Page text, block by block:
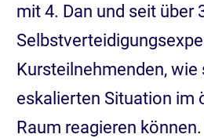
mit 4. Dan und seit über
Kursteilnehmenden, wie
eskalierten Situation im
Raum reagieren